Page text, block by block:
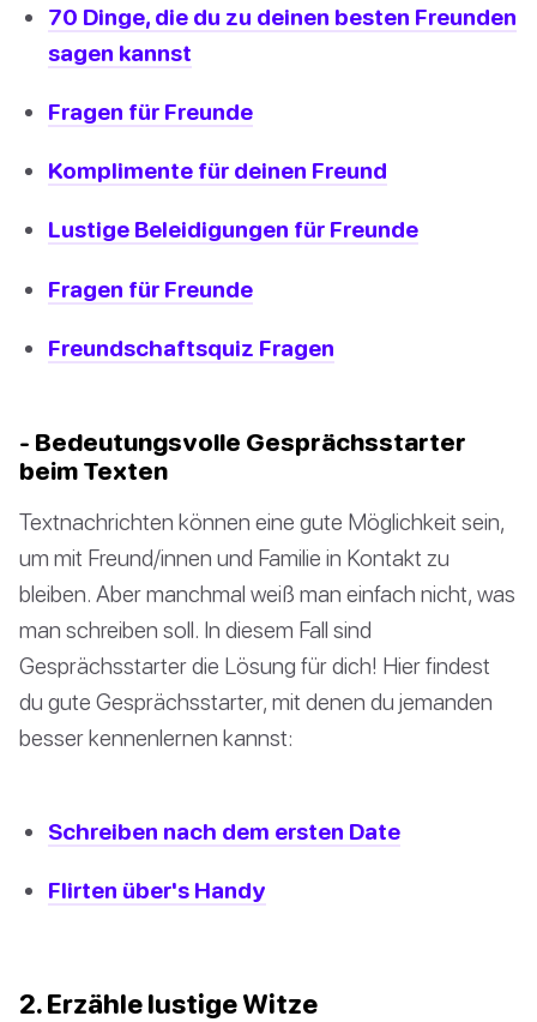
70 Dinge, die du zu deinen besten Freunden
sagen kannst
Fragen für Freunde
Komplimente für deinen Freund
Lustige Beleidigungen für Freunde
Fragen für Freunde
Freundschaftsquiz Fragen
- Bedeutungsvolle Gesprächsstarter
beim Texten
Textnachrichten können eine gute Möglichkeit sein,
um mit Freund/innen und Familie in Kontakt zu
bleiben. Aber manchmal weiß man einfach nicht, was
man schreiben soll. In diesem Fall sind
Gesprächsstarter die Lösung für dich! Hier findest
du gute Gesprächsstarter, mit denen du jemanden
besser kennenlernen kannst:
Schreiben nach dem ersten Date
Flirten über's Handy
2. Erzähle lustige Witze